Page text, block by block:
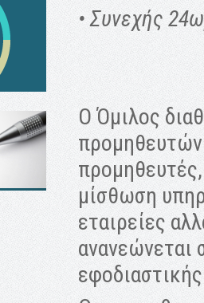
• Συνεχής
Ο Όμιλος
μίσθωση
εταιρείες
ανανεώνεται